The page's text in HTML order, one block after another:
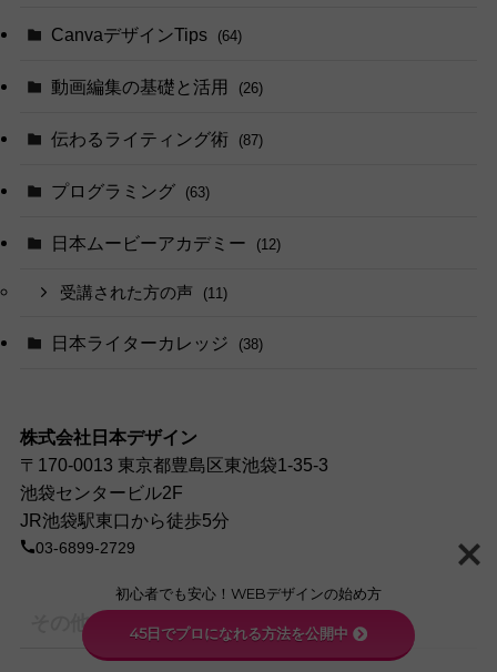
CanvaデザインTips (64)
動画編集の基礎と活用 (26)
伝わるライティング術 (87)
プログラミング (63)
日本ムービーアカデミー (12)
受講された方の声 (11)
日本ライターカレッジ (38)
株式会社日本デザイン
〒170-0013 東京都豊島区東池袋1-35-3
池袋センタービル2F
JR池袋駅東口から徒歩5分
03-6899-2729
その他
初心者でも安心！WEBデザインの始め方
45日でプロになれる方法を公開中